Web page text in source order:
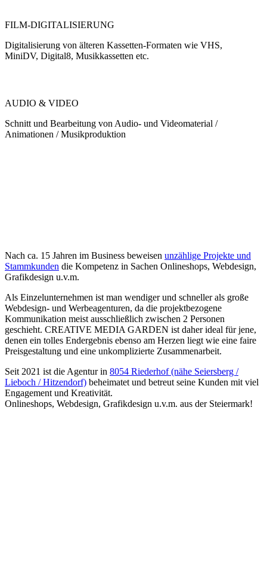
FILM-DIGITALISIERUNG
Digitalisierung von älteren Kassetten-Formaten wie VHS,
MiniDV, Digital8, Musikkassetten etc.
AUDIO & VIDEO
Schnitt und Bearbeitung von Audio- und Videomaterial /
Animationen / Musikproduktion
Nach ca. 15 Jahren im Business beweisen unzählige Projekte und
Stammkunden die Kompetenz in Sachen Onlineshops, Webdesign,
Grafikdesign u.v.m.
Als Einzelunternehmen ist man wendiger und schneller als große
Webdesign- und Werbeagenturen, da die projektbezogene
Kommunikation meist ausschließlich zwischen 2 Personen
geschieht. CREATIVE MEDIA GARDEN ist daher ideal für jene,
denen ein tolles Endergebnis ebenso am Herzen liegt wie eine faire
Preisgestaltung und eine unkomplizierte Zusammenarbeit.
Seit 2021 ist die Agentur in 8054 Riederhof (nähe Seiersberg /
Lieboch / Hitzendorf) beheimatet und betreut seine Kunden mit viel
Engagement und Kreativität.
Onlineshops, Webdesign, Grafikdesign u.v.m. aus der Steiermark!